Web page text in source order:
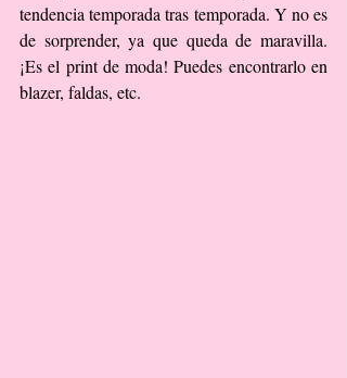
tendencia temporada tras temporada. Y no es
de sorprender, ya que queda de maravilla.
¡Es el print de moda! Puedes encontrarlo en
blazer, faldas, etc.